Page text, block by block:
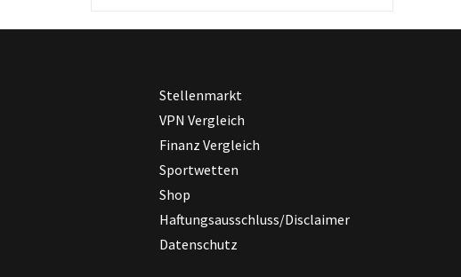
Stellenmarkt
VPN Vergleich
Finanz Vergleich
Sportwetten
Shop
Haftungsausschluss/Disclaimer
Datenschutz